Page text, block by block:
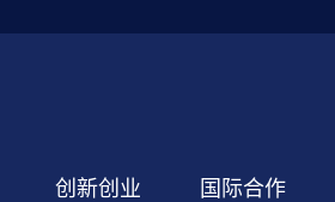
创新创业 国际合作